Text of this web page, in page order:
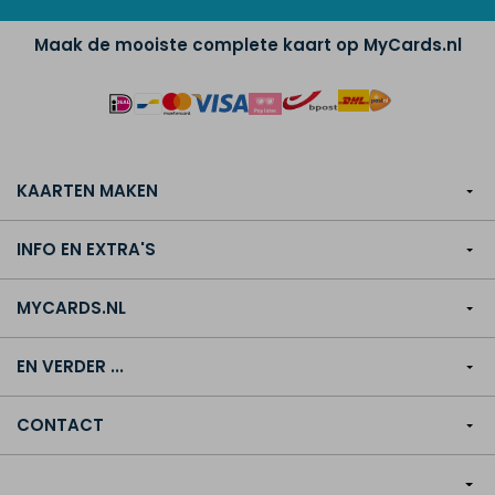
Maak de mooiste complete kaart op MyCards.nl
KAARTEN MAKEN
INFO EN EXTRA'S
MYCARDS.NL
EN VERDER ...
CONTACT